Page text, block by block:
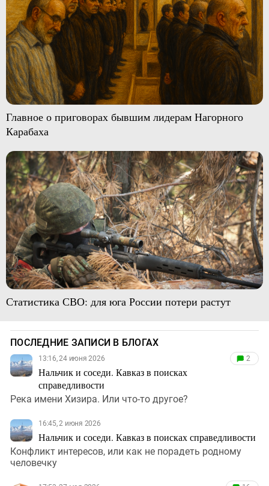
Главное о приговорах бывшим лидерам Нагорного
Карабаха
Статистика СВО: для юга России потери растут
ПОСЛЕДНИЕ ЗАПИСИ В БЛОГАХ
13:16, 24 июня 2026
Нальчик и соседи. Кавказ в поисках
справедливости
2
Река имени Хизира. Или что-то другое?
16:45, 2 июня 2026
Нальчик и соседи. Кавказ в поисках справедливости
Конфликт интересов, или как не порадеть родному
человечку